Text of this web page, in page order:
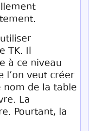
TK. Il
à ce niveau
l’on veut créer
nom de la table
La
Pourtant, la